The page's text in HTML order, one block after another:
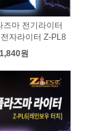
즈마 전기라이터
자라이터 Z-PL8
원